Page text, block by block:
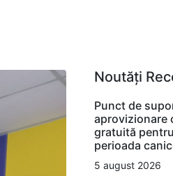
Noutăți
Punct de
aprovizionare
gratuită
perioada
5 august 2026